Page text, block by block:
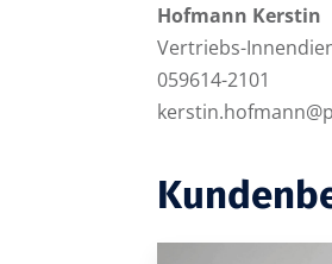
Hofmann Kerstin
Vertriebs-
059614-2101